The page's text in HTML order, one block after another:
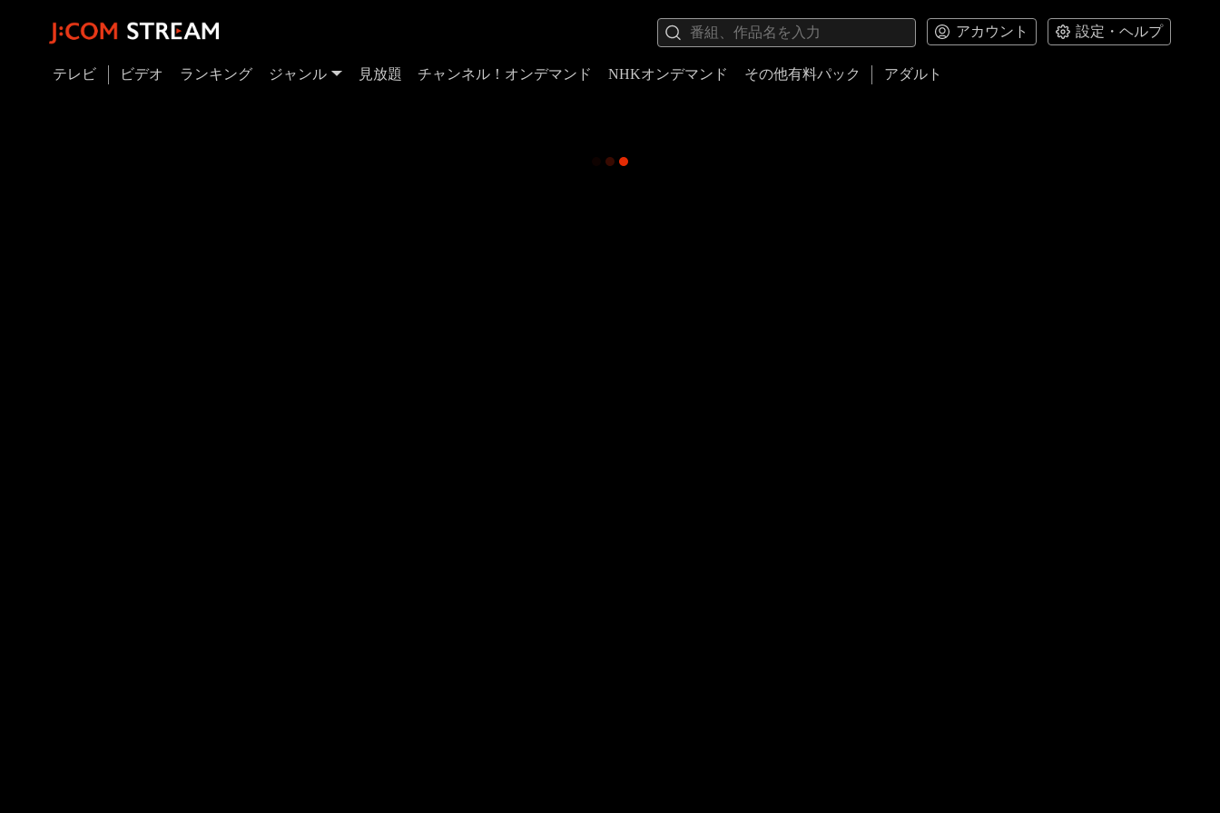
アカウント 設定・ヘルプ
テレビ ビデオ ランキング ジャンル 見放題 チャンネル！オンデマンド NHKオンデマンド その他有料パック アダルト